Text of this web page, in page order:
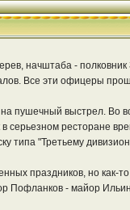
начштаба - полковник
Все эти офицеры
пушечный выстрел. Во
в серьезном ресторане
типа "Третьему
праздников, но как-
Пофланков - майор